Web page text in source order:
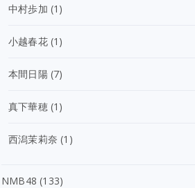
中村歩加 (1)
小越春花(1)
本間日陽(7)
真下華穂(1)
西潟茉莉奈 (1)
NMB48 (133)